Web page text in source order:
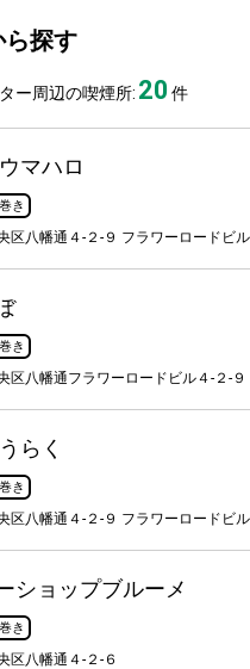
ら探す
ー周辺の喫煙所: 20件
マハロ
き
区八幡通４-２-９ フラワーロードビ
き
区八幡通フラワーロードビル４-２-９
らく
き
区八幡通４-２-９ フラワーロードビ
ショップブルーメ
き
区八幡通４-２-６